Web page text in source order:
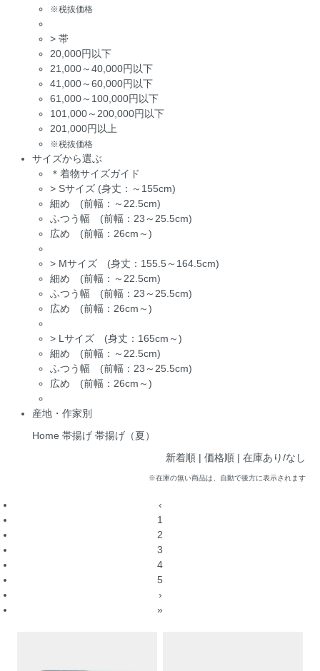
※税抜価格
> 帯
20,000円以下
21,000～40,000円以下
41,000～60,000円以下
61,000～100,000円以下
101,000～200,000円以下
201,000円以上
※税抜価格
サイズから選ぶ
＊着物サイズガイド
> Sサイズ (身丈：～155cm)
細め (前幅：～22.5cm)
ふつう幅 (前幅：23～25.5cm)
広め (前幅：26cm～)
> Mサイズ (身丈：155.5～164.5cm)
細め (前幅：～22.5cm)
ふつう幅 (前幅：23～25.5cm)
広め (前幅：26cm～)
> Lサイズ (身丈：165cm～)
細め (前幅：～22.5cm)
ふつう幅 (前幅：23～25.5cm)
広め (前幅：26cm～)
産地・作家別
Home 帯揚げ 帯揚げ（夏）
新着順 | 価格順 | 在庫あり/なし
※在庫の無い商品は、自動で後方に表示されます
‹
1
2
3
4
5
›
»